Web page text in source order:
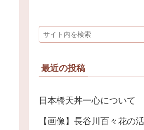
最近の投稿
日本橋天丼一心について
【画像】長谷川百々花の